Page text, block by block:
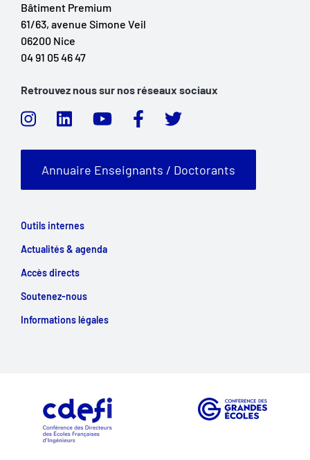
Bâtiment Premium
61/63, avenue Simone Veil
06200 Nice
04 91 05 46 47
Retrouvez nous sur nos réseaux sociaux
Annuaire Enseignants / Doctorants
Outils internes
Actualités & agenda
Accès directs
Soutenez-nous
Informations légales